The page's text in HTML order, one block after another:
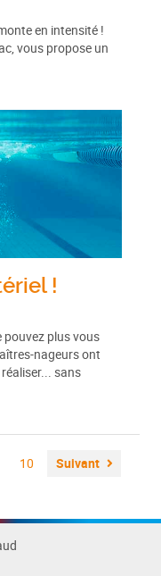
en intensité !
vous propose un
!
pouvez plus vous
nageurs ont
sans
10 Suivant